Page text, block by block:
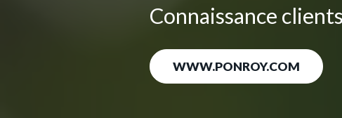
Connaissance
WWW.PONROY.COM